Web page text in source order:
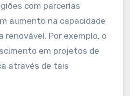
com parcerias
aumento na capacidade
renovável. Por exemplo, o
em projetos de
através de tais